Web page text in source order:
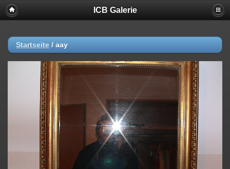
ICB Galerie
Startseite / aay